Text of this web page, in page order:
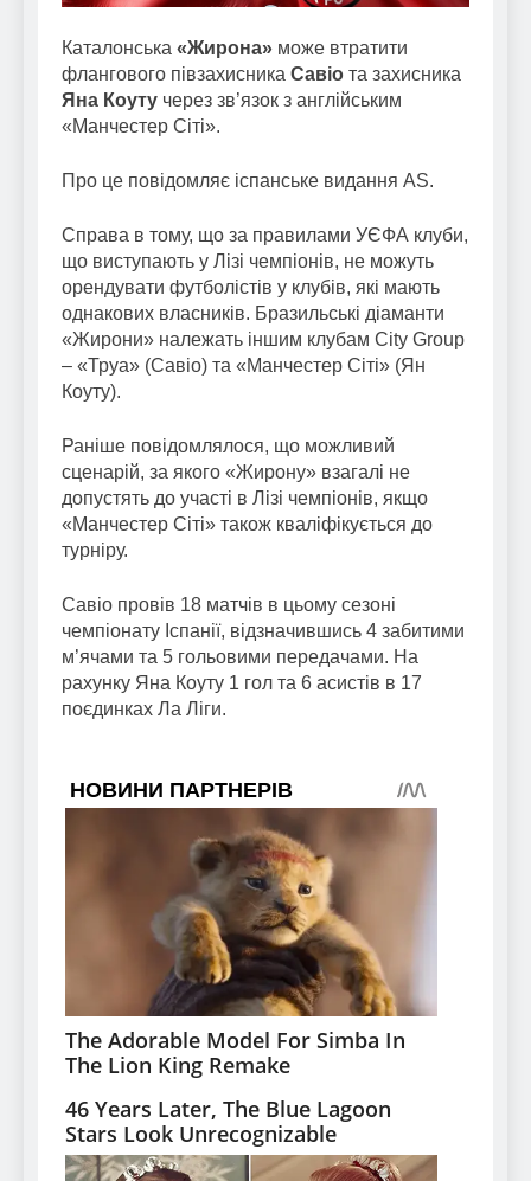
Каталонська «Жирона» може втратити
флангового півзахисника Савіо та захисника
Яна Коуту через зв’язок з англійським
«Манчестер Сіті».
Про це повідомляє іспанське видання AS.
Справа в тому, що за правилами УЄФА клуби,
що виступають у Лізі чемпіонів, не можуть
орендувати футболістів у клубів, які мають
однакових власників. Бразильські діаманти
«Жирони» належать іншим клубам City Group
– «Труа» (Савіо) та «Манчестер Сіті» (Ян
Коуту).
Раніше повідомлялося, що можливий
сценарій, за якого «Жирону» взагалі не
допустять до участі в Лізі чемпіонів, якщо
«Манчестер Сіті» також кваліфікується до
турніру.
Савіо провів 18 матчів в цьому сезоні
чемпіонату Іспанії, відзначившись 4 забитими
м’ячами та 5 гольовими передачами. На
рахунку Яна Коуту 1 гол та 6 асистів в 17
поєдинках Ла Ліги.